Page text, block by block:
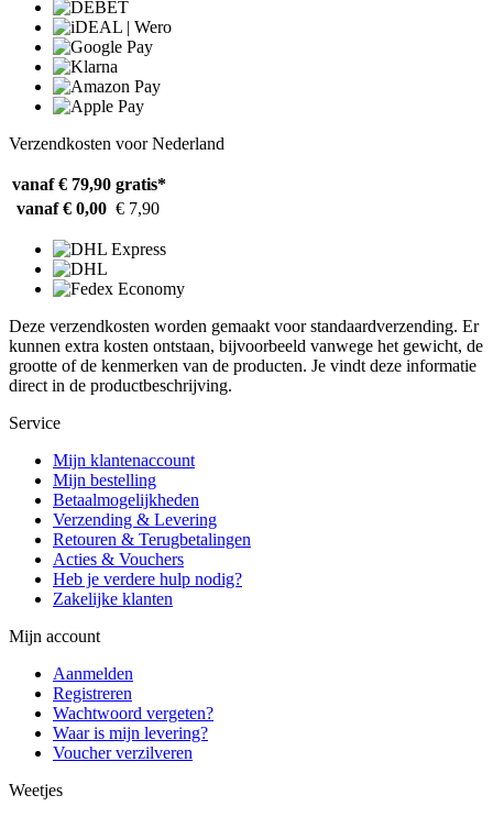
Verzendkosten voor Nederland
vanaf € 79,90 gratis*
vanaf € 0,00 € 7,90
Deze verzendkosten worden gemaakt voor standaardverzending. Er
kunnen extra kosten ontstaan, bijvoorbeeld vanwege het gewicht, de
grootte of de kenmerken van de producten. Je vindt deze informatie
direct in de productbeschrijving.
Service
Mijn klantenaccount
Mijn bestelling
Betaalmogelijkheden
Verzending & Levering
Retouren & Terugbetalingen
Acties & Vouchers
Heb je verdere hulp nodig?
Zakelijke klanten
Mijn account
Aanmelden
Registreren
Wachtwoord vergeten?
Waar is mijn levering?
Voucher verzilveren
Weetjes